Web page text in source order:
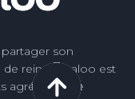
son
de rein, Renaloo est
agréée par le